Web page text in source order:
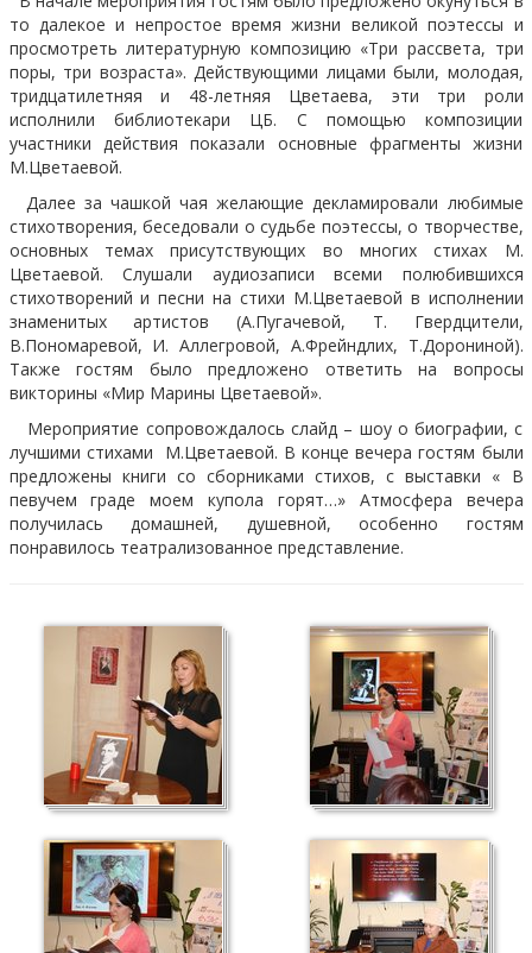
то далекое и непростое время жизни великой поэтессы и
просмотреть литературную композицию «Три рассвета, три
поры, три возраста». Действующими лицами были, молодая,
тридцатилетняя и 48-летняя Цветаева, эти три роли
исполнили библиотекари ЦБ. С помощью композиции
участники действия показали основные фрагменты жизни
М.Цветаевой.
Далее за чашкой чая желающие декламировали любимые
стихотворения, беседовали о судьбе поэтессы, о творчестве,
основных темах присутствующих во многих стихах М.
Цветаевой. Слушали аудиозаписи всеми полюбившихся
стихотворений и песни на стихи М.Цветаевой в исполнении
знаменитых артистов (А.Пугачевой, Т. Гвердцители,
В.Пономаревой, И. Аллегровой, А.Фрейндлих, Т.Дорониной).
Также гостям было предложено ответить на вопросы
викторины «Мир Марины Цветаевой».
Мероприятие сопровождалось слайд – шоу о биографии, с
лучшими стихами М.Цветаевой. В конце вечера гостям были
предложены книги со сборниками стихов, с выставки « В
певучем граде моем купола горят…» Атмосфера вечера
получилась домашней, душевной, особенно гостям
понравилось театрализованное представление.